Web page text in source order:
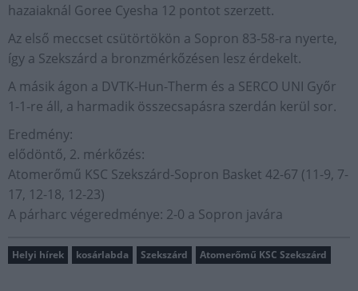
hazaiaknál Goree Cyesha 12 pontot szerzett.
Az első meccset csütörtökön a Sopron 83-58-ra nyerte,
így a Szekszárd a bronzmérkőzésen lesz érdekelt.
A másik ágon a DVTK-Hun-Therm és a SERCO UNI Győr
1-1-re áll, a harmadik összecsapásra szerdán kerül sor.
Eredmény:
elődöntő, 2. mérkőzés:
Atomerőmű KSC Szekszárd-Sopron Basket 42-67 (11-9, 7-
17, 12-18, 12-23)
A párharc végeredménye: 2-0 a Sopron javára
Helyi hírek kosárlabda Szekszárd Atomerőmű KSC Szekszárd